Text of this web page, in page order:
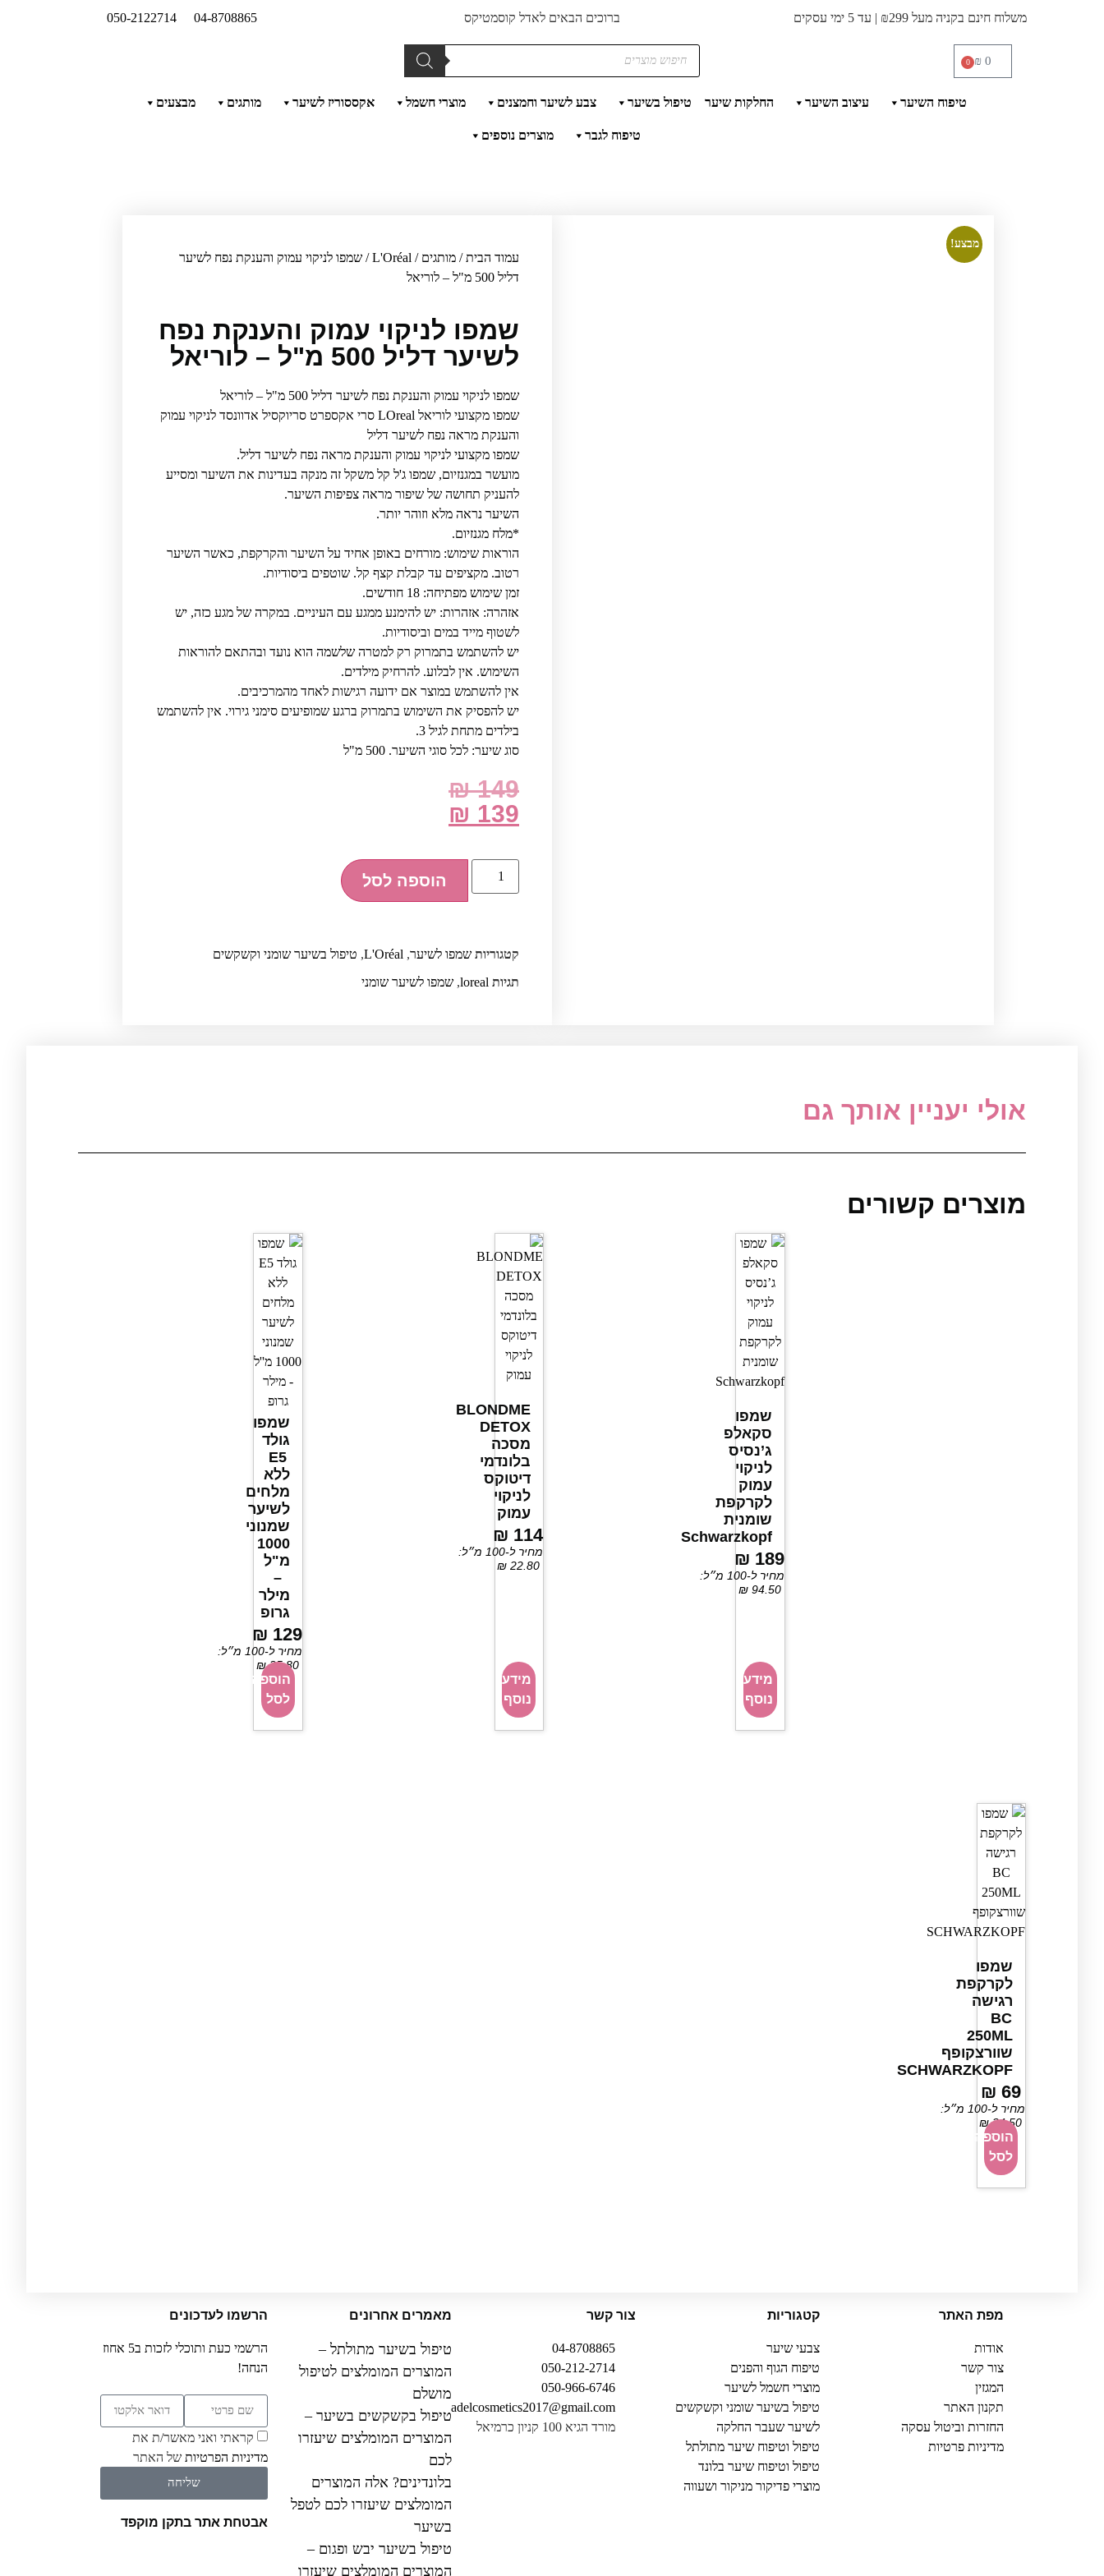
משלוח חינם בקניה מעל ₪299 | עד 5 ימי עסקים ברוכים הבאים לאדל קוסמטיקס 04-8708865
050-2122714
₪ 0
0
טיפוח השיער עיצוב השיער החלקות שיער טיפול בשיער צבע לשיער וחמצנים מוצרי חשמל אקססוריז לשיער מותגים מבצעים
טיפוח לגבר מוצרים נוספים
מבצע!
עמוד הבית/ מותגים /
L'Oréal/ שמפו לניקוי עמוק והענקת נפח לשיער
דליל 500 מ"ל – לוריאל
שמפו לניקוי עמוק והענקת נפח
לשיער דליל 500 מ"ל – לוריאל
שמפו לניקוי עמוק והענקת נפח לשיער דליל 500 מ"ל – לוריאל
שמפו מקצועי לוריאל LOreal סרי אקספרט סריוקסיל אדוונסד לניקוי עמוק
והענקת מראה נפח לשיער דליל
שמפו מקצועי לניקוי עמוק והענקת מראה נפח לשיער דליל.
מועשר במגנזיום, שמפו ג'ל קל משקל זה מנקה בעדינות את השיער ומסייע
להעניק תחושה של שיפור מראה צפיפות השיער.
השיער נראה מלא וזוהר יותר.
*מלח מגנזיום.
הוראות שימוש: מורחים באופן אחיד על השיער והקרקפת, כאשר השיער
רטוב. מקציפים עד קבלת קצף קל. שוטפים ביסודיות.
זמן שימוש מפתיחה: 18 חודשים.
אזהרה: אזהרות: יש להימנע ממגע עם העיניים. במקרה של מגע כזה, יש
לשטוף מייד במים וביסודיות.
יש להשתמש בתמרוק רק למטרה שלשמה הוא נועד ובהתאם להוראות
השימוש. אין לבלוע. להרחיק מילדים.
אין להשתמש במוצר אם ידועה רגישות לאחד מהמרכיבים.
יש להפסיק את השימוש בתמרוק ברגע שמופיעים סימני גירוי. אין להשתמש
בילדים מתחת לגיל 3.
סוג שיער: לכל סוגי השיער. 500 מ"ל
₪149
₪ 139
הוספה לסל
קטגוריות שמפו לשיער,
L'Oréal
, טיפול בשיער שומני וקשקשים
תגיות loreal
, שמפו לשיער שומני
אולי יעניין אותך גם
מוצרים קשורים
שמפו
סקאלפ
ג’נסיס
לניקוי
עמוק
לקרקפת
שומנית
Schwarzkopf
₪ 189
מחיר ל-100 מ״ל:
₪94.50
מידע
נוסף
BLONDME
DETOX
מסכה
בלונדמי
דיטוקס
לניקוי
עמוק
₪ 114
מחיר ל-100 מ״ל:
₪ 22.80
מידע
נוסף
שמפו
גולד
E5
ללא
מלחים
לשיער
שמנוני
1000
מ"ל
–
מילר
גרופ
₪ 129
מחיר ל-100 מ״ל:
₪25.80
הוספה
לסל
שמפו
לקרקפת
רגישה
BC
250ML
שוורצקופף
SCHWARZKOPF
₪ 69
מחיר ל-100 מ״ל:
₪34.50
הוספה
לסל
מפת האתר
אודות
צור קשר
המגזין
תקנון האתר
החזרות וביטול עסקה
מדיניות פרטיות
קטגוריות
צבעי שיער
טיפוח הגוף והפנים
מוצרי חשמל לשיער
טיפול בשיער שומני וקשקשים
לשיער שעבר החלקה
טיפול וטיפוח שיער מתולתל
טיפול וטיפוח שיער בלונד
מוצרי פדיקור מניקור ושעווה
צור קשר
04-8708865
050-212-2714
050-966-6746
adelcosmetics2017@gmail.com
מורד הגיא 100 קניון כרמיאל
מאמרים אחרונים
טיפול בשיער מתולתל –
המוצרים המומלצים לטיפול
מושלם
טיפול בקשקשים בשיער –
המוצרים המומלצים שיעזרו
לכם
בלונדינים? אלה המוצרים
המומלצים שיעזרו לכם לטפל
בשיער
טיפול בשיער יבש ופגום –
המוצרים המומלצים שיעזרו
הרשמו לעדכונים
הרשמי כעת ותוכלי לזכות ב5 אחוז
הנחה!
קראתי ואני מאשר/ת את
מדיניות הפרטיות של האתר
שליחה
אבטחת אתר בתקן מוקפד